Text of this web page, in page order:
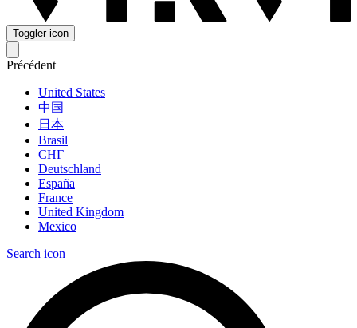
Toggler icon
Précédent
United States
中国
日本
Brasil
СНГ
Deutschland
España
France
United Kingdom
Mexico
Search icon